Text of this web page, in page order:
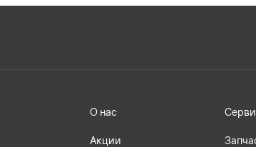
О нас
Акции